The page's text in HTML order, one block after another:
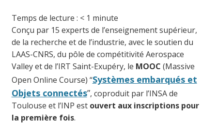
Temps de lecture : < 1 minute
Conçu par 15 experts de l’enseignement supérieur,
de la recherche et de l’industrie, avec le soutien du
LAAS-CNRS, du pôle de compétitivité Aerospace
Valley et de l’IRT Saint-Exupéry, le MOOC (Massive
Open Online Course) “Systèmes embarqués et
Objets connectés”, coproduit par l’INSA de
Toulouse et l’INP est ouvert aux inscriptions pour
la première fois.